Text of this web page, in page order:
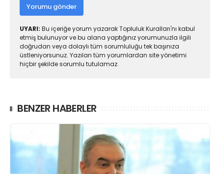
Yorumu gönder
UYARI: Bu içeriğe yorum yazarak Topluluk Kuralları'nı kabul
etmiş bulunuyor ve bu alana yaptığınız yorumunuzla ilgili
doğrudan veya dolaylı tüm sorumluluğu tek başınıza
üstleniyorsunuz. Yazılan tüm yorumlardan site yönetimi
hiçbir şekilde sorumlu tutulamaz.
BENZER HABERLER